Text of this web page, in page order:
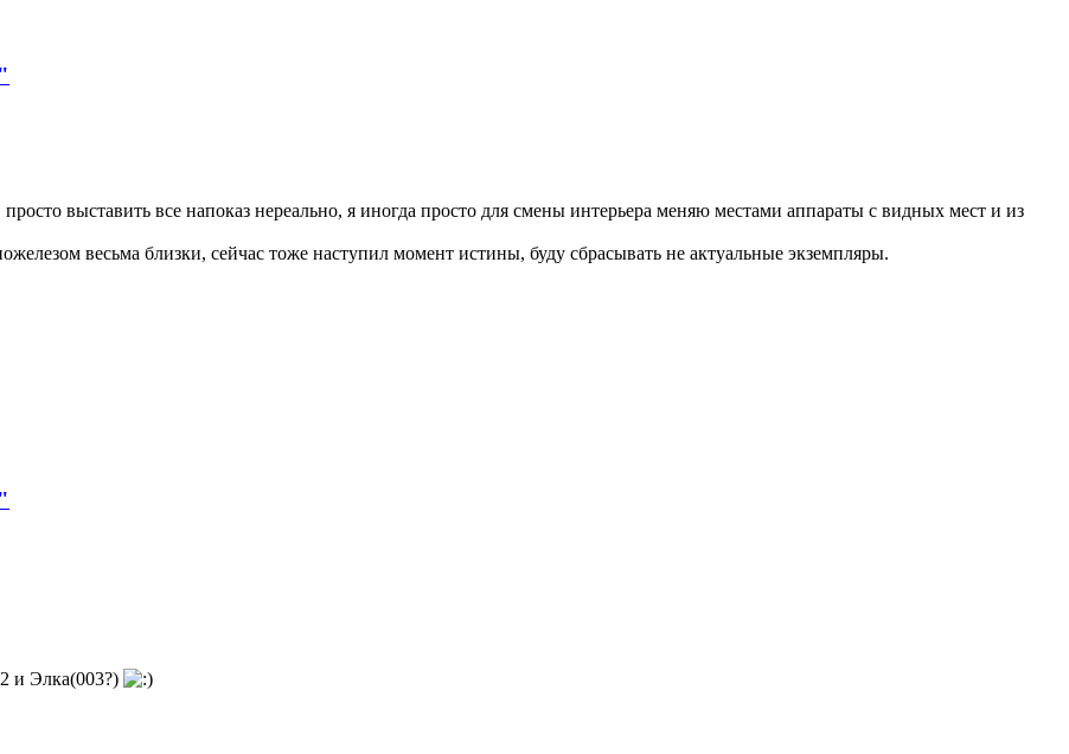
выставить все напоказ нереально, я иногда просто для смены интерьера меняю местами аппараты с видных мест и из
весьма близки, сейчас тоже наступил момент истины, буду сбрасывать не актуальные экземпляры.
и Элка(003?)